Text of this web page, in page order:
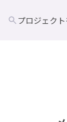
プロジェク